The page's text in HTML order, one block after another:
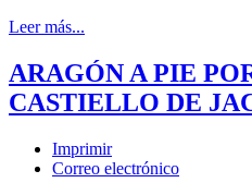
Leer más...
ARAGÓN A PIE
CASTIELLO DE
Imprimir
Correo electrónico